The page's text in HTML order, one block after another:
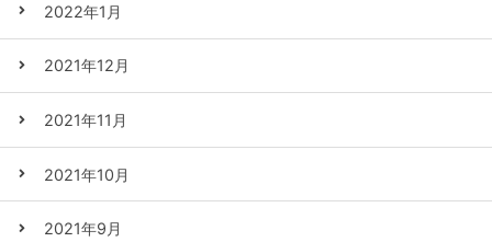
2022年1月
2021年12月
2021年11月
2021年10月
2021年9月